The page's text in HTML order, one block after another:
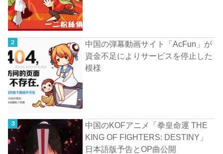
中国の弾幕動画サイト「AcFun」が
資金不足によりサービスを停止した
模様
中国のKOFアニメ「拳皇命運 THE
KING OF FIGHTERS: DESTINY」
日本語版予告とOP曲公開